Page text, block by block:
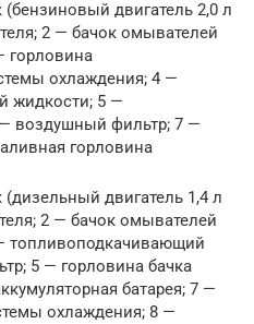
двигатель 2,0 л
2 — бачок омывателей
горловина
охлаждения; 4 —
жидкости; 5 —
— воздушный фильтр; 7 —
горловина
двигатель 1,4 л
2 — бачок омывателей
топливоподкачивающий
5 — горловина бачка
батарея; 7 —
охлаждения; 8 —